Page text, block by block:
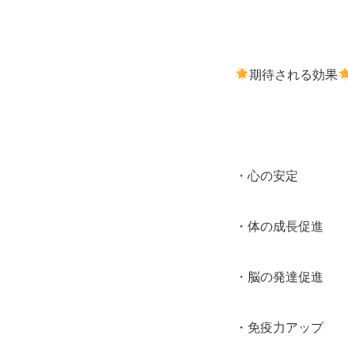
期待される効果
・心の安定
・体の成長促進
・脳の発達促進
・免疫力アップ